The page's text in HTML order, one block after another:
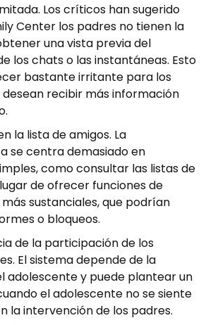
Los críticos han sugerido
Center los padres no tienen la
una vista previa del
los chats o las instantáneas. Esto
bastante irritante para los
desean recibir más información
la lista de amigos. La
se centra demasiado en
como consultar las listas de
de ofrecer funciones de
sustanciales, que podrían
o bloqueos.
de la participación de los
El sistema depende de la
adolescente y puede plantear un
el adolescente no se siente
la intervención de los padres.